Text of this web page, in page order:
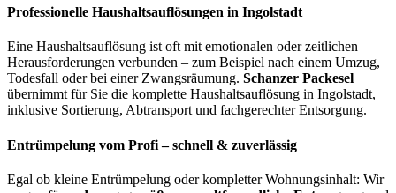
Professionelle Haushaltsauflösungen in Ingolstadt
Eine Haushaltsauflösung ist oft mit emotionalen oder zeitlichen
Herausforderungen verbunden – zum Beispiel nach einem Umzug,
Todesfall oder bei einer Zwangsräumung. Schanzer Packesel
übernimmt für Sie die komplette Haushaltsauflösung in Ingolstadt,
inklusive Sortierung, Abtransport und fachgerechter Entsorgung.
Entrümpelung vom Profi – schnell & zuverlässig
Egal ob kleine Entrümpelung oder kompletter Wohnungsinhalt: Wir